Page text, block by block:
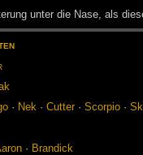
unter die Nase, als
· Nek· Cut­ter· Scor­pio·
· Bran­dick